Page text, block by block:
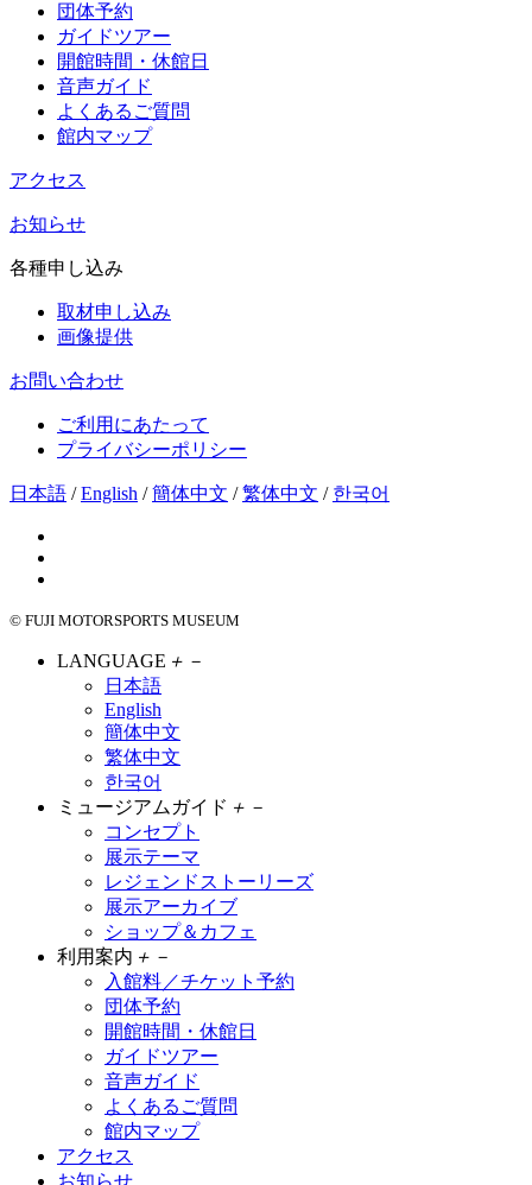
団体予約
ガイドツアー
開館時間・休館日
音声ガイド
よくあるご質問
館内マップ
アクセス
お知らせ
各種申し込み
取材申し込み
画像提供
お問い合わせ
ご利用にあたって
プライバシーポリシー
日本語 /English /簡体中文 /繁体中文 / 한국어
© FUJI MOTORSPORTS MUSEUM
LANGUAGE ＋ －
日本語
English
簡体中文
繁体中文
한국어
ミュージアムガイド ＋ －
コンセプト
展示テーマ
レジェンドストーリーズ
展示アーカイブ
ショップ＆カフェ
利用案内 ＋ －
入館料／チケット予約
団体予約
開館時間・休館日
ガイドツアー
音声ガイド
よくあるご質問
館内マップ
アクセス